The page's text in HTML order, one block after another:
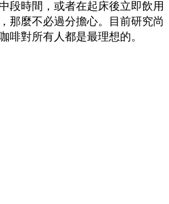
段時間，或者在起床後立即飲用
那麼不必過分擔心。目前研究尚
啡對所有人都是最理想的。